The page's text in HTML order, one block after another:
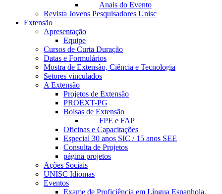
Anais do Evento
Revista Jovens Pesquisadores Unisc
Extensão
Apresentação
Equipe
Cursos de Curta Duração
Datas e Formulários
Mostra de Extensão, Ciência e Tecnologia
Setores vinculados
A Extensão
Projetos de Extensão
PROEXT-PG
Bolsas de Extensão
FPE e FAP
Oficinas e Capacitações
Especial 30 anos SIC / 15 anos SEE
Consulta de Projetos
página projetos
Ações Sociais
UNISC Idiomas
Eventos
Exame de Proficiência em Língua Espanhola,